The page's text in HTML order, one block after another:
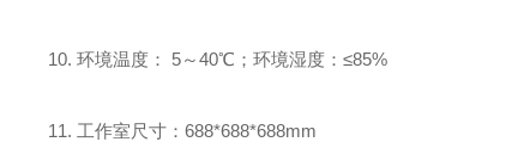
10. 环境温度： 5～40℃；环境湿度：≤85%
11. 工作室尺寸：688*688*688mm